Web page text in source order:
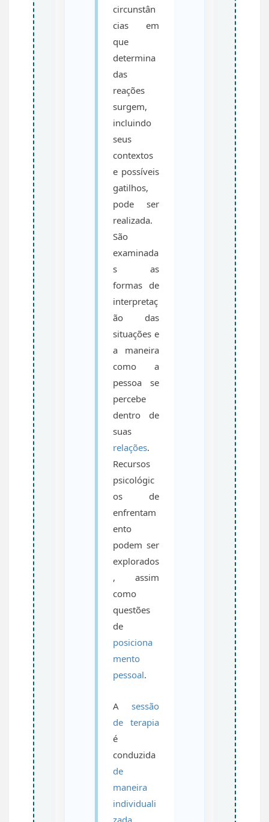
circunstân
cias em
que
determina
das
reações
surgem,
incluindo
seus
contextos
e possíveis
gatilhos,
pode ser
realizada.
São
examinada
s as
formas de
interpretaç
ão das
situações e
a maneira
como a
pessoa se
percebe
dentro de
suas
relações.
Recursos
psicológic
os de
enfrentam
ento
podem ser
explorados
, assim
como
questões
de
posiciona
mento
pessoal.
A sessão
de terapia
é
conduzida
de
maneira
individuali